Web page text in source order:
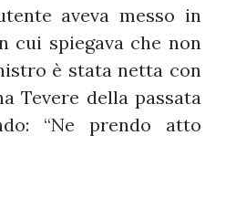
aveva messo in
cui spiegava che non
è stata netta con
Tevere della passata
“Ne prendo atto